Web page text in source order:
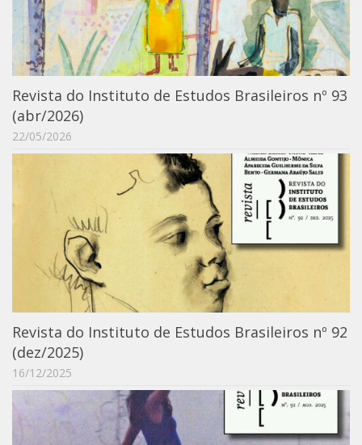
Tutoriais
Coleção de Artes Visuais
Sobre
Catálogo on-line
Exposições Passadas
Aquisição de Acervo
Exposições
Guia do IEB
Reprodução
Extroversão
Projeto Brasil-África
Dicionários
Bluteau
Medicina
Revista do Instituto de Estudos Brasileiros nº 93
(abr/2026)
22/05/2026
Revista do Instituto de Estudos Brasileiros nº 92
(dez/2025)
16/12/2025